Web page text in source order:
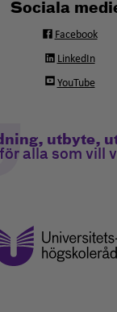
Sociala
Facebook
LinkedIn
YouTube
utbyte,
alla som vill